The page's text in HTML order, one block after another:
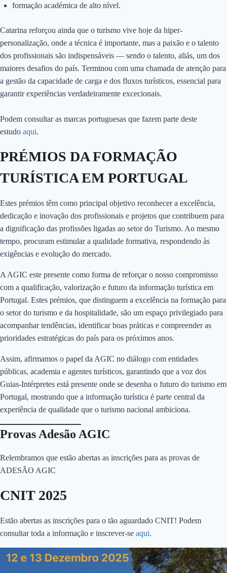
formação académica de alto nível.
Catarina reforçou ainda que o turismo vive hoje da hiper-
personalização, onde a técnica é importante, mas a paixão e o talento
dos profissionais são indispensáveis — sendo o talento, aliás, um dos
maiores desafios do país. Terminou com uma chamada de atenção para
a gestão da capacidade de carga e dos fluxos turísticos, essencial para
garantir experiências verdadeiramente excecionais.
Podem consultar as marcas portuguesas que fazem parte deste
estudo aqui.
PRÉMIOS DA FORMAÇÃO
TURÍSTICA EM PORTUGAL
Estes prémios têm como principal objetivo reconhecer a excelência,
dedicação e inovação dos profissionais e projetos que contribuem para
a dignificação das profissões ligadas ao setor do Turismo. Ao mesmo
tempo, procuram estimular a qualidade formativa, respondendo às
exigências e evolução do mercado.
A AGIC este presente como forma de reforçar o nosso compromisso
com a qualificação, valorização e futuro da informação turística em
Portugal. Estes prémios, que distinguem a excelência na formação para
o setor do turismo e da hospitalidade, são um espaço privilegiado para
acompanhar tendências, identificar boas práticas e compreender as
prioridades estratégicas do país para os próximos anos.
Assim, afirmamos o papel da AGIC no diálogo com entidades
públicas, academia e agentes turísticos, garantindo que a voz dos
Guias-Intérpretes está presente onde se desenha o futuro do turismo em
Portugal, mostrando que a informação turística é parte central da
experiência de qualidade que o turismo nacional ambiciona.
Provas Adesão AGIC
Relembramos que estão abertas as inscrições para as provas de
ADESÃO AGIC
CNIT 2025
Estão abertas as inscrições para o tão aguardado CNIT! Podem
consultar toda a informação e inscrever-se aqui.